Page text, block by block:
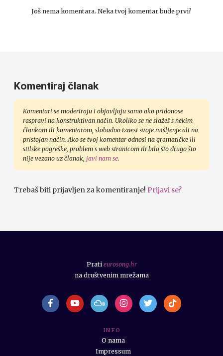
Još nema komentara. Neka tvoj komentar bude prvi?
Komentiraj članak
Komentari se moderiraju i objavljuju samo ako pridonose
raspravi na konstruktivan način. Ukoliko se ne slažeš s nekim
člankom ili komentarom, slobodno iznesi svoje mišljenje ali na
pristojan način. Ako se tvoj komentar odnosi na gramatičke ili
stilske pogreške, problem s web stranicom ili bilo što drugo što
nije vezano uz članak, javi nam se.
Trebaš biti prijavljen za komentiranje! Prijavi se?
I N F O
O nama
Impressum
Prati eurosong.hr
na društvenim mrežama